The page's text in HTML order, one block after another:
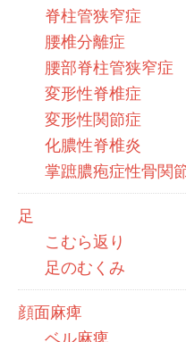
脊柱管狭窄症
腰椎分離症
腰部脊柱管狭窄症
変形性脊椎症
変形性関節症
化膿性脊椎炎
掌蹠膿疱症性骨関
足
こむら返り
足のむくみ
顔面麻痺
ベル麻痺